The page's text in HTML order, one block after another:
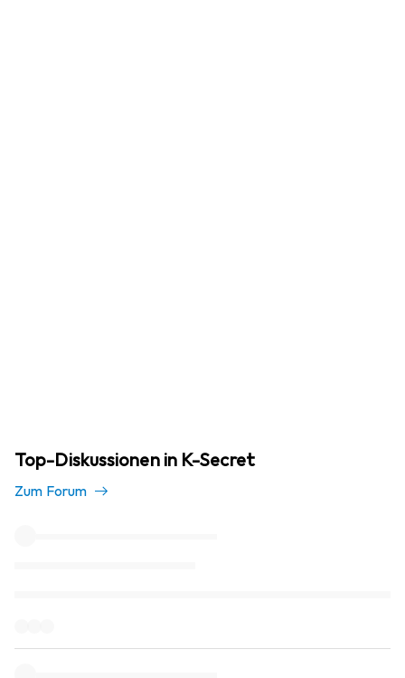
Top-Diskussionen in K-Secret
Zum Forum